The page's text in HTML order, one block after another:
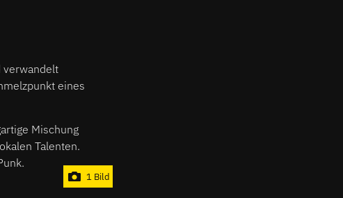
verwandelt
eines
Mischung
Talenten.
1 Bild